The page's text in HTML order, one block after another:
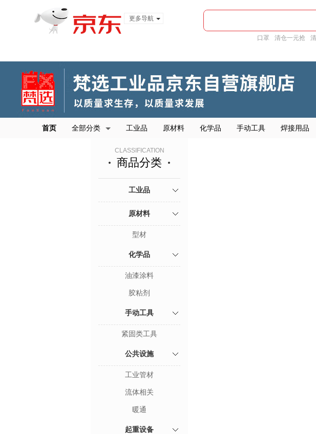
更多导航
口罩 清仓一元抢
首页 全部分类 工业品 原材料 化学品 手动工具 焊接用品
CLASSIFICATION
商品分类
工业品
原材料
型材
化学品
油漆涂料
胶粘剂
手动工具
紧固类工具
公共设施
工业管材
流体相关
暖通
起重设备